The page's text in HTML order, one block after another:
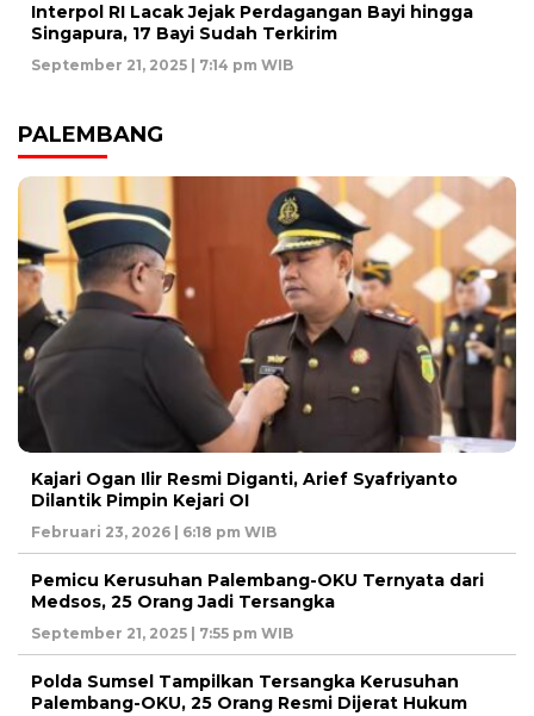
Interpol RI Lacak Jejak Perdagangan Bayi hingga
Singapura, 17 Bayi Sudah Terkirim
September 21, 2025 | 7:14 pm WIB
PALEMBANG
Kajari Ogan Ilir Resmi Diganti, Arief Syafriyanto
Dilantik Pimpin Kejari OI
Februari 23, 2026 | 6:18 pm WIB
Pemicu Kerusuhan Palembang-OKU Ternyata dari
Medsos, 25 Orang Jadi Tersangka
September 21, 2025 | 7:55 pm WIB
Polda Sumsel Tampilkan Tersangka Kerusuhan
Palembang-OKU, 25 Orang Resmi Dijerat Hukum